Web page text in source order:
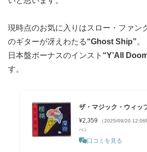
現時点のお気に入りはスロー・ファン
のギターが冴えわたる“Ghost Ship”。
日本盤ボーナスのインスト “Y’All
す。
ザ・マジック・ウィッ
¥2,359
（2025/09/20
べ）
口コミを見る